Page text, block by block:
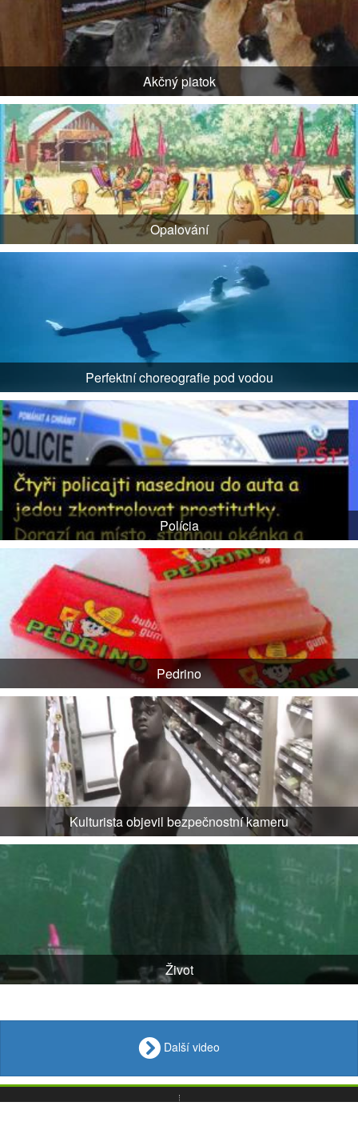
Akčný piatok
Opalování
Perfektní choreografie pod vodou
Polícia
Pedrino
Kulturista objevil bezpečnostní kameru
Život
Další video